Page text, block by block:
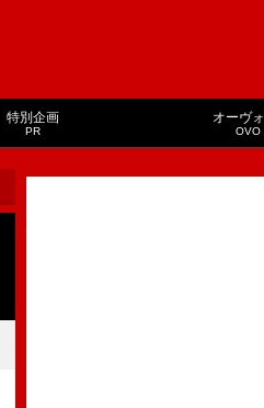
特別企画
PR
オーヴォ
OVO